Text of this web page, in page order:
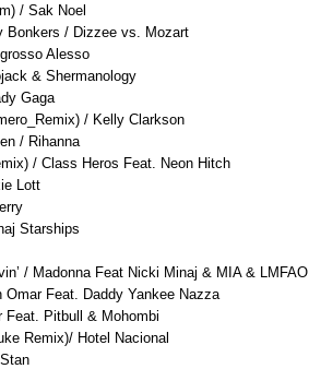
/ Sak Noel
Bonkers / Dizzee vs. Mozart
Alesso
& Shermanology
Gaga
/ Kelly Clarkson
/ Rihanna
/ Class Heros Feat. Neon Hitch
Lott
Starships
/ Madonna Feat Nicki Minaj & MIA & LMFAO
Omar Feat. Daddy Yankee Nazza
Feat. Pitbull & Mohombi
Remix)/ Hotel Nacional